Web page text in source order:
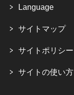
Language
サイトマップ
サイトポリシー
サイトの使い方